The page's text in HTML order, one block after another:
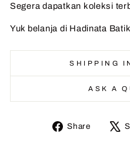
Segera dapatkan koleksi
Yuk belanja di Hadinata
SHIPPING
ASK A
Share
Share